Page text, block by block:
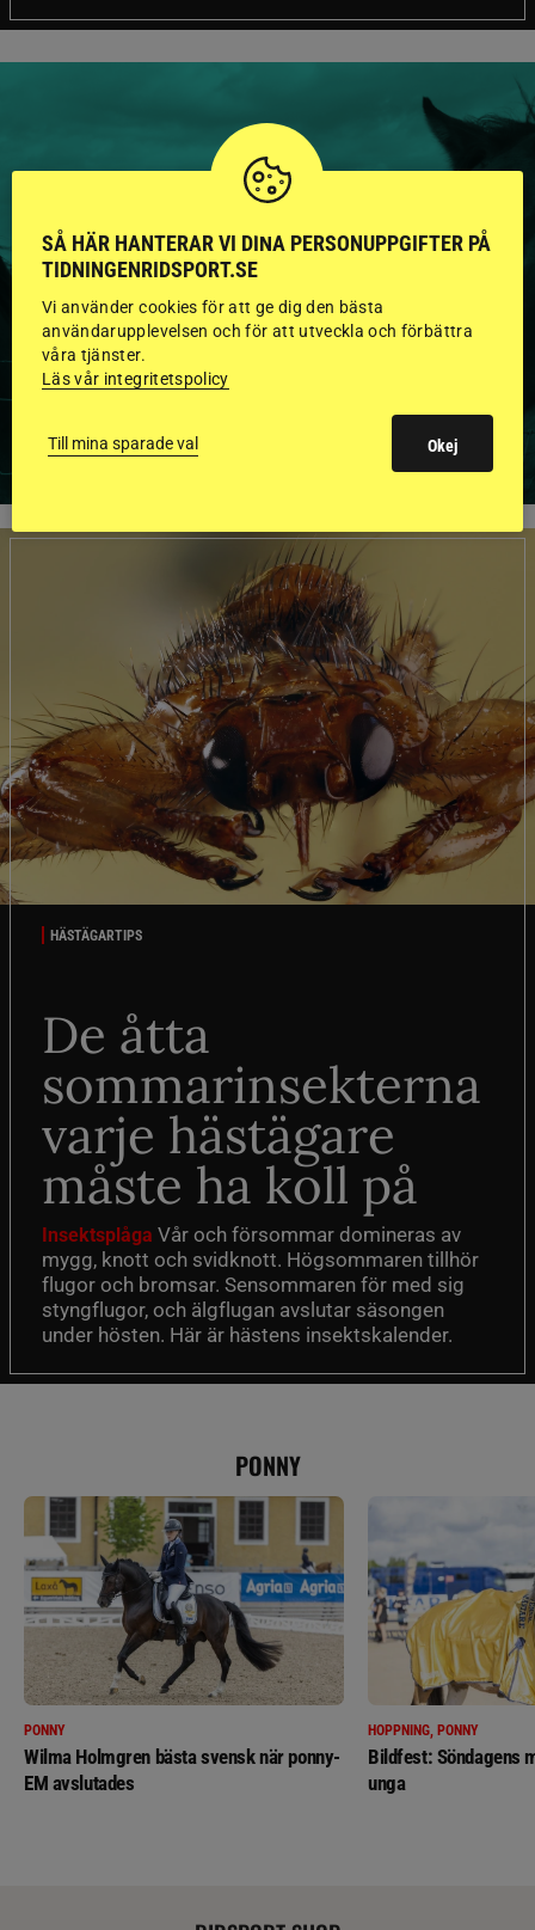
HINGSTAR ONLINE
GODKÄNDA HINGSTAR I
FLERA KATEGORIER MED
BILDER OCH FAKTA
VISA ALLA HINGSTAR
HÄSTÄGARTIPS
De åtta
sommarinsekterna
varje hästägare
måste ha koll på
Insektsplåga Vår och försommar domineras av
mygg, knott och svidknott. Högsommaren tillhör
flugor och bromsar. Sensommaren för med sig
styngflugor, och älgflugan avslutar säsongen
under hösten. Här är hästens insektskalender.
PONNY
PONNY
Wilma Holmgren bästa svensk när ponny-
EM avslutades
HOPPNING, PONNY
Bildfest: Söndagens
unga
SÅ HÄR HANTERAR VI DINA PERSONUPPGIFTER PÅ
TIDNINGENRIDSPORT.SE
Vi använder cookies för att ge dig den bästa
användarupplevelsen och för att utveckla och förbättra
våra tjänster.
Läs vår integritetspolicy
Till mina sparade val Okej